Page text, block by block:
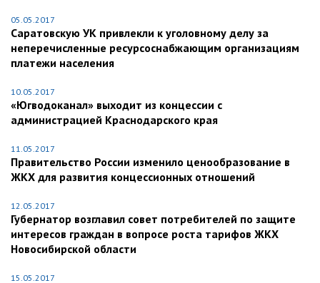
05.05.2017
Саратовскую УК привлекли к уголовному делу за
неперечисленные ресурсоснабжающим организациям
платежи населения
10.05.2017
«Югводоканал» выходит из концессии с
администрацией Краснодарского края
11.05.2017
Правительство России изменило ценообразование в
ЖКХ для развития концессионных отношений
12.05.2017
Губернатор возглавил совет потребителей по защите
интересов граждан в вопросе роста тарифов ЖКХ
Новосибирской области
15.05.2017